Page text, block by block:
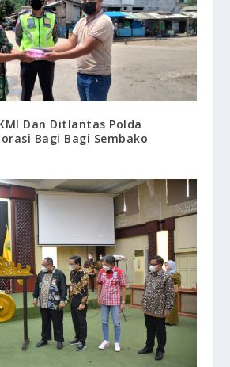
Dan Ditlantas Polda
Bagi Bagi Sembako